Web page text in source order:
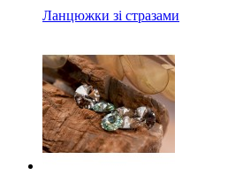
Ланцюжки зі стразами